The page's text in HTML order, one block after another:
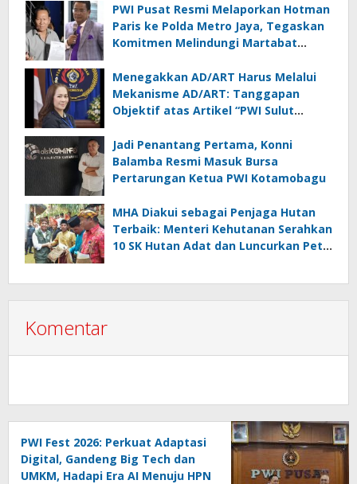
PWI Pusat Resmi Melaporkan Hotman
Paris ke Polda Metro Jaya, Tegaskan
Komitmen Melindungi Martabat
Menegakkan AD/ART Harus Melalui
Mekanisme AD/ART: Tanggapan
Objektif atas Artikel “PWI Sulut
Melanggar Aturan”
Jadi Penantang Pertama, Konni
Balamba Resmi Masuk Bursa
Pertarungan Ketua PWI Kotamobagu
MHA Diakui sebagai Penjaga Hutan
Terbaik: Menteri Kehutanan Serahkan
10 SK Hutan Adat dan Luncurkan Peta
Komentar
PWI Fest 2026: Perkuat Adaptasi
Digital, Gandeng Big Tech dan
UMKM, Hadapi Era AI Menuju HPN